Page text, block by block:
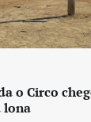
o Circo
lona